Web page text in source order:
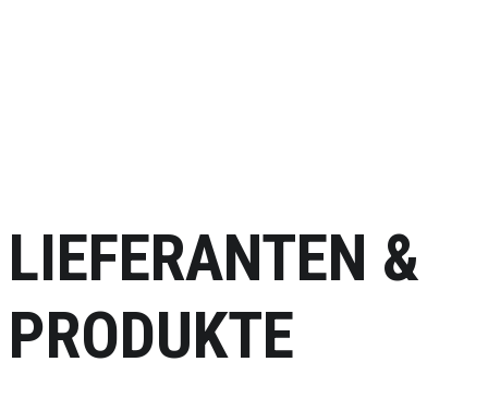
LIEFERANTEN &
PRODUKTE